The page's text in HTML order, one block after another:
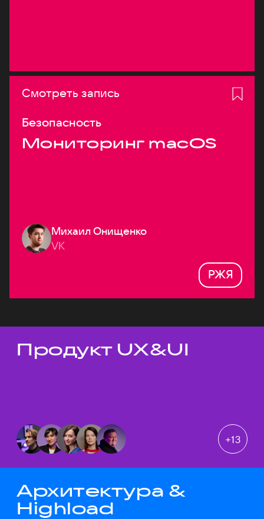
Смотреть запись
Безопасность
Мониторинг macOS
Михаил Онищенко
VK
РЖЯ
Темы докладов
Продукт UX&UI
+13
Архитектура &
Highload